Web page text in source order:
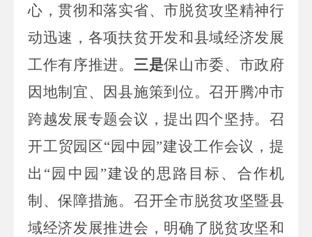
心，贯彻和落实省、市脱贫攻坚精神行
动迅速，各项扶贫开发和县域经济发展
工作有序推进。 三是保山市委、市政府
因地制宜、因县施策到位。召开腾冲市
跨越发展专题会议，提出四个坚持。召
开工贸园区“园中园”建设工作会议，提
出“园中园”建设的思路目标、合作机
制、保障措施。召开全市脱贫攻坚暨县
域经济发展推进会，明确了脱贫攻坚和